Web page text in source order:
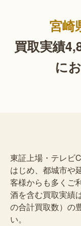
宮崎
買取実績
に
東証上場・テレビ
はじめ、都城市や
客様からも多くご
酒を含む買取実績
の合計買取数）の
い。